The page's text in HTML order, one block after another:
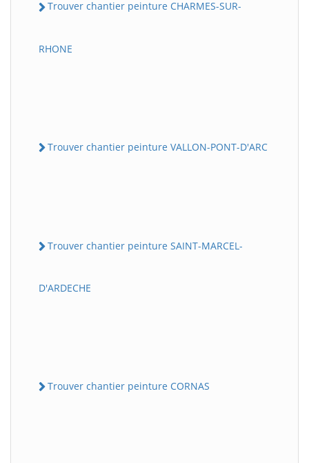
Trouver chantier peinture CHARMES-SUR-
RHONE
Trouver chantier peinture VALLON-PONT-D'ARC
Trouver chantier peinture SAINT-MARCEL-
D'ARDECHE
Trouver chantier peinture CORNAS